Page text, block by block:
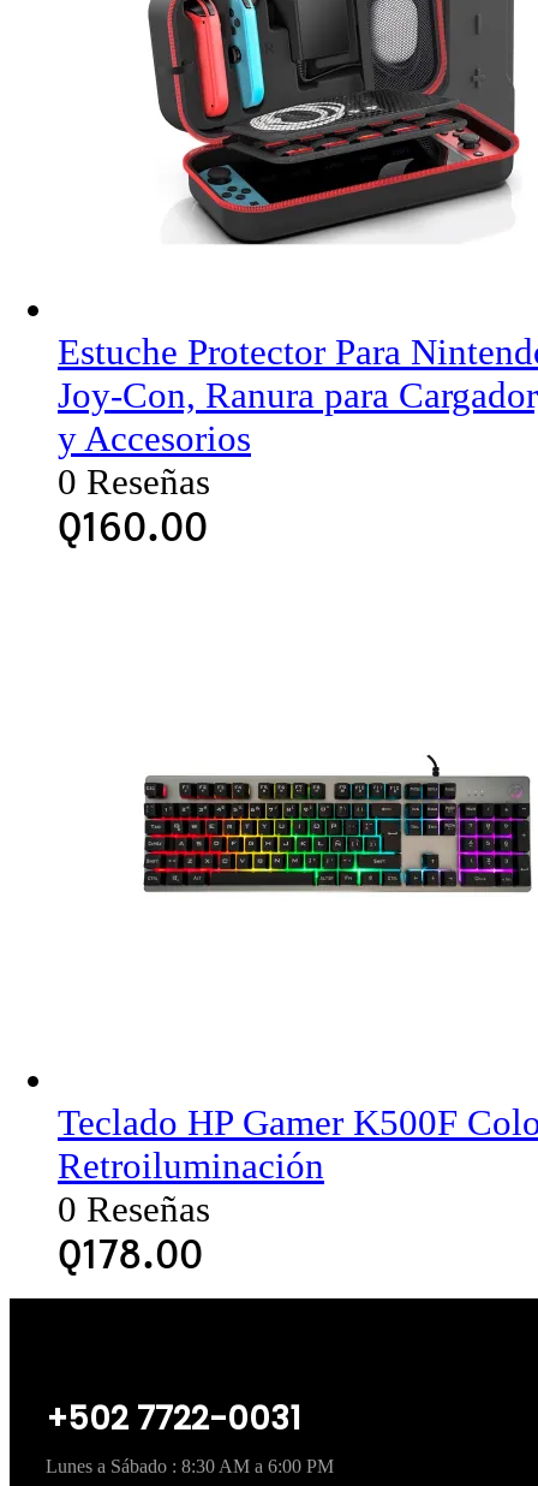
Estuche Protector Para
Joy-Con, Ranura para
y Accesorios
0 Reseñas
Q160.00
Teclado HP Gamer K500F
Retroiluminación
0 Reseñas
Q178.00
+502 7722-0031
Lunes a Sábado : 8:30 AM a 6:00 PM